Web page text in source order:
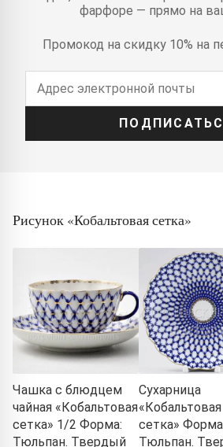
фарфоре — прямо на
Промокод на скидку 10% на
Рисунок «Кобальтовая сетка»
Чашка с блюдцем
чайная «Кобальтовая
сетка» 1/2 Форма:
Тюльпан. Твердый
Сухарница
«Кобальтовая
сетка»
Тюльпан.